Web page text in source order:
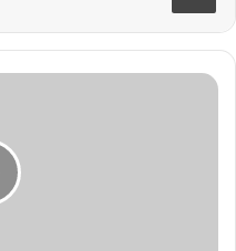
لیست